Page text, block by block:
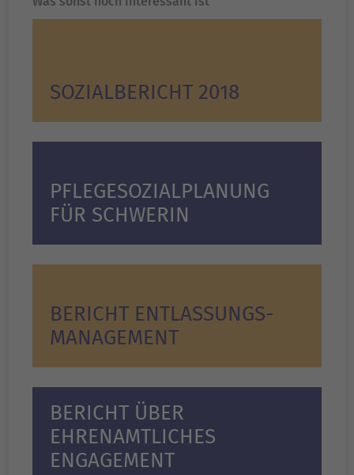
SOZIALBERICHT 2018
PFLEGESOZIALPLANUNG
FÜR SCHWERIN
BERICHT ENTLASSUNGS­
MANAGEMENT
BERICHT ÜBER
EHRENAMTLICHES
ENGAGEMENT